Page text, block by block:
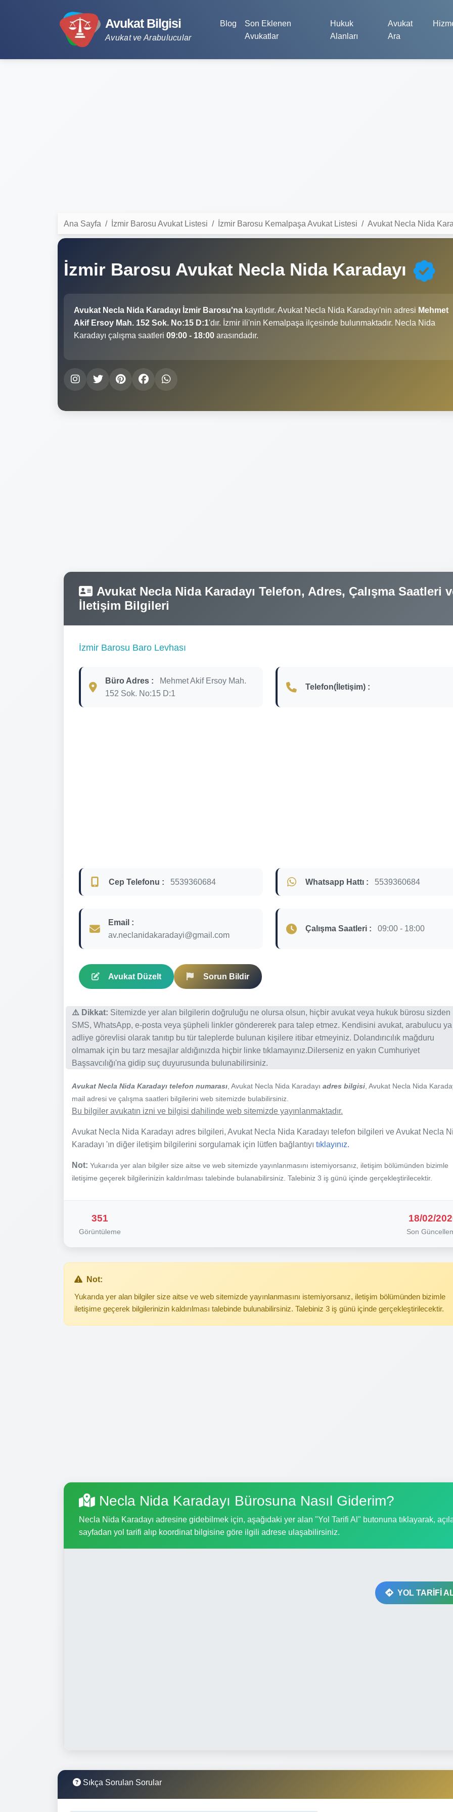
Avukat Bilgisi
Avukat ve Arabulucular
Blog
Son Eklenen
Avukatlar
Hukuk
Alanları
Avukat
Ara
Ana Sayfa İzmir Barosu Avukat Listesi İzmir Barosu Kemalpaşa Avukat Listesi Avukat Necla Nida
İzmir Barosu Avukat Necla Nida Karadayı
Avukat Necla Nida Karadayı İzmir Barosu'na kayıtlıdır. Avukat Necla Nida Karadayı'nin adresi Mehmet
Akif Ersoy Mah. 152 Sok. No:15 D:1'dır. İzmir ili'nin Kemalpaşa ilçesinde bulunmaktadır. Necla Nida
Karadayı çalışma saatleri 09:00 - 18:00 arasındadır.
Avukat Necla Nida Karadayı Telefon, Adres, Çalışma Saatleri
İletişim Bilgileri
İzmir Barosu Baro Levhası
Büro Adres :
Mehmet Akif Ersoy Mah.
152 Sok. No:15 D:1
Telefon(İletişim) :
Cep Telefonu : 5539360684 Whatsapp Hattı : 5539360684
Email :
av.neclanidakaradayi@gmail.com
Çalışma Saatleri : 09:00 - 18:00
Avukat Düzelt Sorun Bildir
⚠️ Dikkat: Sitemizde yer alan bilgilerin doğruluğu ne olursa olsun, hiçbir avukat veya hukuk bürosu sizden
SMS, WhatsApp, e-posta veya şüpheli linkler göndererek para talep etmez. Kendisini avukat, arabulucu
adliye görevlisi olarak tanıtıp bu tür taleplerde bulunan kişilere itibar etmeyiniz. Dolandırıcılık mağduru
olmamak için bu tarz mesajlar aldığınızda hiçbir linke tıklamayınız.Dilerseniz en yakın Cumhuriyet
Başsavcılığı'na gidip suç duyurusunda bulunabilirsiniz.
Avukat Necla Nida Karadayı telefon numarası , Avukat Necla Nida Karadayı adres bilgisi , Avukat Necla Nida
mail adresi ve çalışma saatleri bilgilerini web sitemizde bulabilirsiniz.
Bu bilgiler avukatın izni ve bilgisi dahilinde web sitemizde yayınlanmaktadır.
Avukat Necla Nida Karadayı adres bilgileri, Avukat Necla Nida Karadayı telefon bilgileri ve Avukat Necla
Karadayı 'ın diğer iletişim bilgilerini sorgulamak için lütfen bağlantıyı tıklayınız.
Not: Yukarıda yer alan bilgiler size aitse ve web sitemizde yayınlanmasını istemiyorsanız, iletişim bölümünden bizimle
iletişime geçerek bilgilerinizin kaldırılması talebinde bulanabilirsiniz. Talebiniz 3 iş günü içinde gerçekleştirilecektir.
351
Görüntüleme
18/02/
Son
Not:
Yukarıda yer alan bilgiler size aitse ve web sitemizde yayınlanmasını istemiyorsanız, iletişim bölümünden bizimle
iletişime geçerek bilgilerinizin kaldırılması talebinde bulunabilirsiniz. Talebiniz 3 iş günü içinde gerçekleştirilecektir.
Necla Nida Karadayı Bürosuna Nasıl Giderim?
Necla Nida Karadayı adresine gidebilmek için, aşağıdaki yer alan "Yol Tarifi Al" butonuna tıklayarak,
sayfadan yol tarifi alıp koordinat bilgisine göre ilgili adrese ulaşabilirsiniz.
YOL TARİFİ
Sıkça Sorulan Sorular